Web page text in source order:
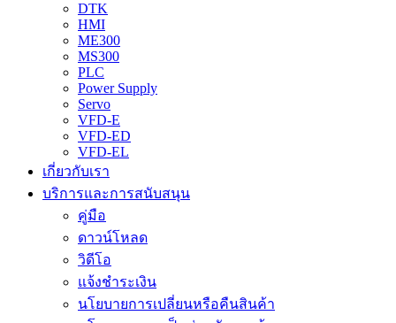
DTK
HMI
ME300
MS300
PLC
Power Supply
Servo
VFD-E
VFD-ED
VFD-EL
เกี่ยวกับเรา
บริการและการสนับสนุน
คู่มือ
ดาวน์โหลด
วิดีโอ
แจ้งชำระเงิน
นโยบายการเปลี่ยนหรือคืนสินค้า